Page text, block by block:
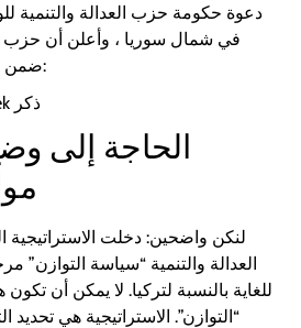
دعوة حكومة حزب العدالة والتنمية
في شمال سوريا ، وأعلن أن
ضمن حملة “لنخرج من الناتو:
بإيجاز ما يلي: Perinçek ذكر
الحاجة إلى
لنكن واضحين: دخلت الاستراتيجية
العدالة والتنمية “سياسة التوازن”
للغاية بالنسبة لتركيا. لا يمكن أن
“التوازن”. الاستراتيجية هي تحديد